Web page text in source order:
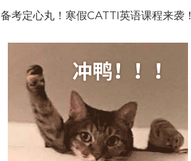
备考定心丸！寒假CATTI英语课程来袭！